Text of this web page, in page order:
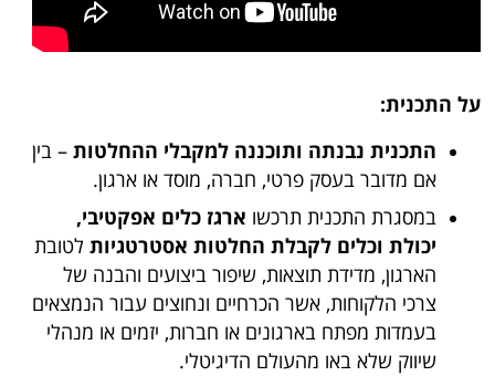
על התכנית:
התכנית נבנתה ותוכננה למקבלי ההחלטות – בין
אם מדובר בעסק פרטי, חברה, מוסד או ארגון.
במסגרת התכנית תרכשו ארגז כלים אפקטיבי,
יכולת וכלים לקבלת החלטות אסטרטגיות לטובת
הארגון, מדידת תוצאות, שיפור ביצועים והבנה של
צרכי הלקוחות, אשר הכרחיים ונחוצים עבור הנמצאים
בעמדות מפתח בארגונים או חברות, יזמים או מנהלי
שיווק שלא באו מהעולם הדיגיטלי.